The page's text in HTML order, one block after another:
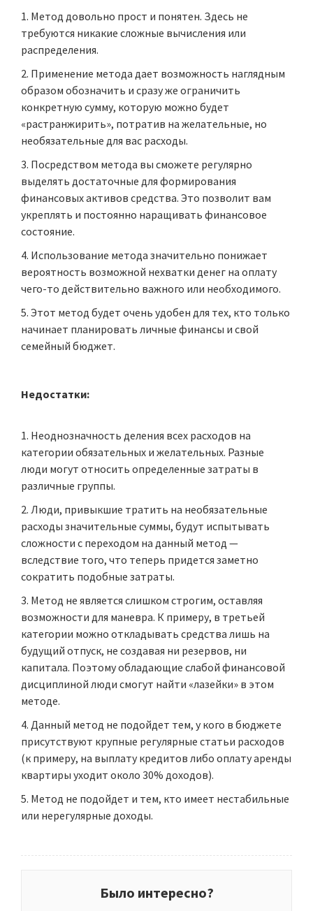
Метод довольно прост и понятен. Здесь не
требуются никакие сложные вычисления или
распределения.
Применение метода дает возможность наглядным
образом обозначить и сразу же ограничить
конкретную сумму, которую можно будет
«растранжирить», потратив на желательные, но
необязательные для вас расходы.
Посредством метода вы сможете регулярно
выделять достаточные для формирования
финансовых активов средства. Это позволит вам
укреплять и постоянно наращивать финансовое
состояние.
Использование метода значительно понижает
вероятность возможной нехватки денег на оплату
чего-то действительно важного или необходимого.
Этот метод будет очень удобен для тех, кто только
начинает планировать личные финансы и свой
семейный бюджет.
Недостатки:
Неоднозначность деления всех расходов на
категории обязательных и желательных. Разные
люди могут относить определенные затраты в
различные группы.
Люди, привыкшие тратить на необязательные
расходы значительные суммы, будут испытывать
сложности с переходом на данный метод —
вследствие того, что теперь придется заметно
сократить подобные затраты.
Метод не является слишком строгим, оставляя
возможности для маневра. К примеру, в третьей
категории можно откладывать средства лишь на
будущий отпуск, не создавая ни резервов, ни
капитала. Поэтому обладающие слабой финансовой
дисциплиной люди смогут найти «лазейки» в этом
методе.
Данный метод не подойдет тем, у кого в бюджете
присутствуют крупные регулярные статьи расходов
(к примеру, на выплату кредитов либо оплату аренды
квартиры уходит около 30% доходов).
Метод не подойдет и тем, кто имеет нестабильные
или нерегулярные доходы.
Было интересно?